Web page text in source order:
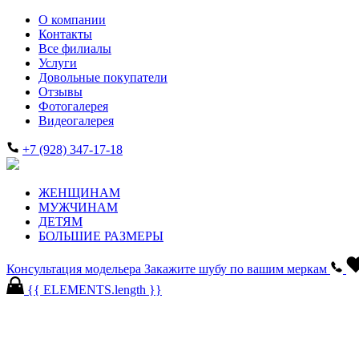
О компании
Контакты
Все филиалы
Услуги
Довольные покупатели
Отзывы
Фотогалерея
Видеогалерея
+7 (928) 347-17-18
ЖЕНЩИНАМ
МУЖЧИНАМ
ДЕТЯМ
БОЛЬШИЕ РАЗМЕРЫ
Консультация модельера Закажите шубу по вашим меркам
{{ ELEMENTS.length }}